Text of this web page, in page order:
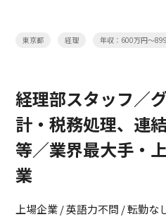
東京都 経理 年収：600万円～
経理部スタッフ／
計・税務処理、連
等／業界最大手・
業
上場企業 / 英語力不問 / 転勤な